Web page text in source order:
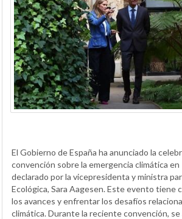
El Gobierno de España ha anunciado la
convención sobre la emergencia climática
declarado por la vicepresidenta y ministra
Ecológica, Sara Aagesen. Este evento tiene
los avances y enfrentar los desafíos
climática. Durante la reciente convención,